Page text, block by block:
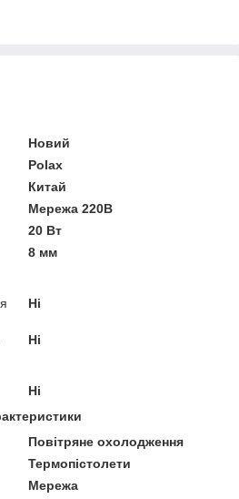
Новий
Polax
Китай
Мережа 220В
20 Вт
8 мм
Ні
Ні
Ні
Повітряне охолодження
Термопістолети
Мережа